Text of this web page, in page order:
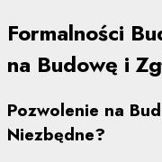
Formalności
na Budowę i
Pozwolenie na
Niezbędne?